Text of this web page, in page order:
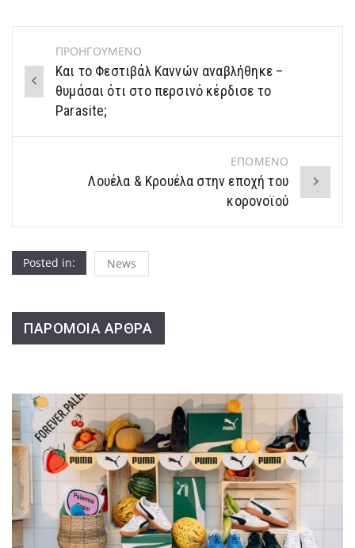
Post
navigation
ΠΡΟΗΓΟΥΜΕΝΟ
Και το Φεστιβάλ Καννών αναβλήθηκε –
θυμάσαι ότι στο περσινό κέρδισε το
Parasite;
ΕΠΟΜΕΝΟ
Λουέλα & Κρουέλα στην εποχή του
κορονοϊού
Posted in: News
ΠΑΡΟΜΟΙΑ ΑΡΘΡΑ